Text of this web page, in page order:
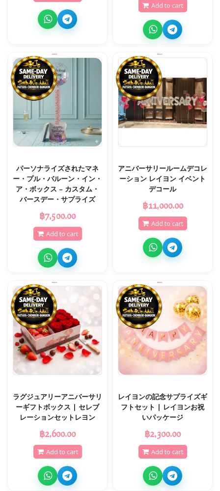
Add to cart
パーソナライズされたマネ
ー・プル・バルーン・イン・
ア・ボックス – カスタム・
バースデー・サプライズ
฿7,500.00
Add to cart
アニバーサリールームデコレ
ーション レイヨン イベント
デコール
฿11,000.00
Add to cart
ラグジュアリーアニバーサリ
ーギフトボックス | セレブ
レーションセットレヨン
฿2,600.00
Add to cart
レイヨンの記念サプライズギ
フトセット | レイヨンお祝
いパッケージ
฿2,300.00
Add to cart